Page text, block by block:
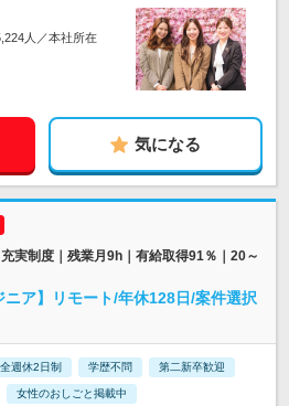
人／本社所在
気になる
実制度｜残業月9h｜有給取得91％｜20～
ア】リモート/年休128日/案件選択
週休2日制 学歴不問 第二新卒歓迎
女性のおしごと掲載中